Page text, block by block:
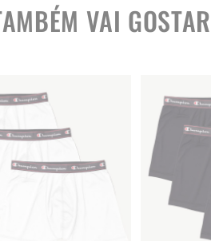
VAI GOSTAR